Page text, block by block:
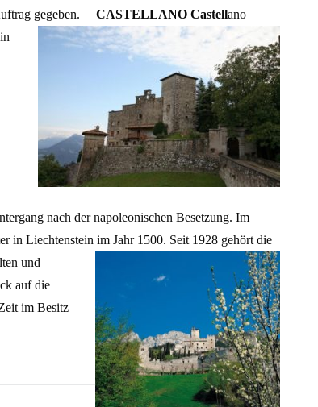
gegeben. CASTELLANO Castellano
nach der napoleonischen Besetzung. Im
in Liechtenstein im Jahr 1500. Seit 1928 gehört die
und
auf die
im Besitz